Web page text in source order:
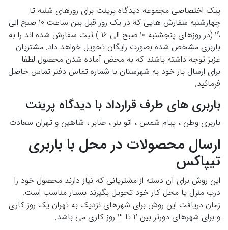
پیک اختصاصی مجموعه دیدگاه پرینت برای روزهای شنبه تا
چهارشنبه سفارش هایی که در یک روز قبل بین ساعت 10 صبح الی
19 (در روزهای پنجشنبه 10 صبح الی 16 ) ثبت سفارش شده اند را به
باربری مشخص شده بصورت رایگان تحویل خواهد داد. مشتریان
عزیز توجه داشته باشند که به محض آماده شدن محصول لطفا
برای ارسال بار خود به شهرستان با شماره تماس دفتر تماس حاصل
فرمائید.
باربری های طرف قرارداد با دیدگاه پرینت
باربری وطن ، پیام شمس ، اتو بنز ، صابر ، شاهین و تهران سعادت
ارسال محصولات در محل با باربری
تیپاکس
این روش برای آن دسته از مشتریانی که نیاز دارند محصول خود را
درب منزل یا محل کار خود تحویل بگیرند بسیار مناسب است.
زمان دریافت این روش برای شهرهای نزدیک به تهران یک روز کاری
و برای شهرهای دورتر بین 2 تا 3 روز کاری می باشد.